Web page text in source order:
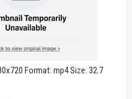
Format: mp4 Size: 32.7